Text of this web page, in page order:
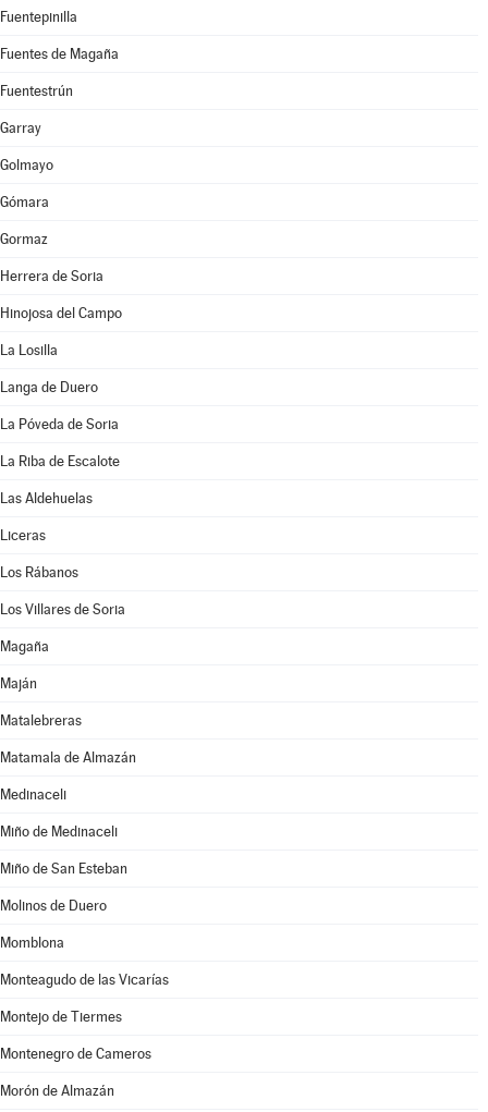
Fuentepinilla
Fuentes de Magaña
Fuentestrún
Garray
Golmayo
Gómara
Gormaz
Herrera de Soria
Hinojosa del Campo
La Losilla
Langa de Duero
La Póveda de Soria
La Riba de Escalote
Las Aldehuelas
Liceras
Los Rábanos
Los Villares de Soria
Magaña
Maján
Matalebreras
Matamala de Almazán
Medinaceli
Miño de Medinaceli
Miño de San Esteban
Molinos de Duero
Momblona
Monteagudo de las Vicarías
Montejo de Tiermes
Montenegro de Cameros
Morón de Almazán